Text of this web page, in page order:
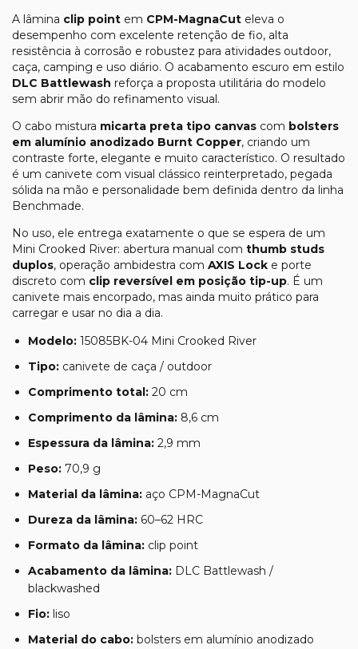
A lâmina clip point em CPM-MagnaCut eleva o
desempenho com excelente retenção de fio, alta
resistência à corrosão e robustez para atividades outdoor,
caça, camping e uso diário. O acabamento escuro em estilo
DLC Battlewash reforça a proposta utilitária do modelo
sem abrir mão do refinamento visual.
O cabo mistura micarta preta tipo canvas com bolsters
em alumínio anodizado Burnt Copper, criando um
contraste forte, elegante e muito característico. O resultado
é um canivete com visual clássico reinterpretado, pegada
sólida na mão e personalidade bem definida dentro da linha
Benchmade.
No uso, ele entrega exatamente o que se espera de um
Mini Crooked River: abertura manual com thumb studs
duplos, operação ambidestra com AXIS Lock e porte
discreto com clip reversível em posição tip-up. É um
canivete mais encorpado, mas ainda muito prático para
carregar e usar no dia a dia.
Modelo: 15085BK-04 Mini Crooked River
Tipo: canivete de caça / outdoor
Comprimento total: 20 cm
Comprimento da lâmina: 8,6 cm
Espessura da lâmina: 2,9 mm
Peso: 70,9 g
Material da lâmina: aço CPM-MagnaCut
Dureza da lâmina: 60–62 HRC
Formato da lâmina: clip point
Acabamento da lâmina: DLC Battlewash /
blackwashed
Fio: liso
Material do cabo: bolsters em alumínio anodizado